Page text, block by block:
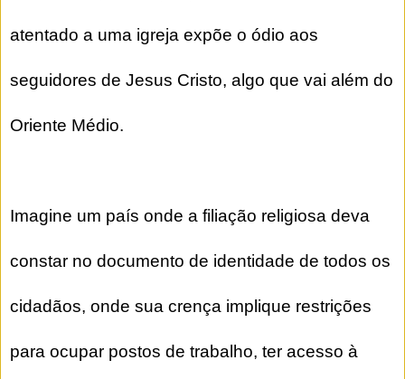
atentado a uma igreja expõe o ódio aos
seguidores de Jesus Cristo, algo que vai além do
Oriente Médio.
Imagine um país onde a filiação religiosa deva
constar no documento de identidade de todos os
cidadãos, onde sua crença implique restrições
para ocupar postos de trabalho, ter acesso à